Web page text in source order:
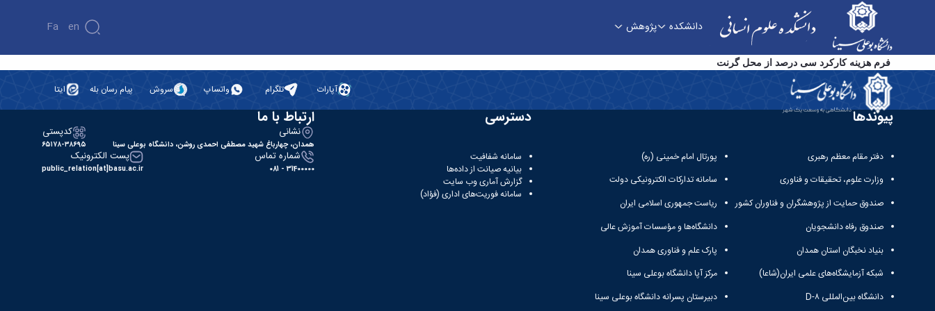
دانشکده پژوهش Fa En
فرم های پژوهشی - دانشکده علوم انسانی
فرم هزینه کارکرد سی درصد از محل گرنت
آپارات تلگرام واتساپ سروش پیام رسان بله ایتا
پیوندها
دفتر مقام معظم رهبری
وزارت علوم، تحقیقات و فناوری
صندوق حمایت از پژوهشگران و فناوران کشور
صندوق رفاه دانشجویان
بنیاد نخبگان استان همدان
شبکه آزمایشگاه‌های علمی ایران(شاعا)
دانشگاه بین‌المللی D-۸
پورتال امام خمینی (ره)
سامانه تدارکات الکترونیکی دولت
ریاست جمهوری اسلامی ایران
دانشگاه‌ها و مؤسسات آموزش عالی
پارک علم و فناوری همدان
مرکز آپا دانشگاه بوعلی سینا
دبیرستان پسرانه دانشگاه بوعلی سینا
دسترسی
سامانه شفافیت
بیانیه صیانت از داده‌ها
گزارش آماری وب‌ سایت
سامانه فوریت‌های اداری (فؤاد)
ارتباط با ما
نشانی
همدان، چهارباغ شهید مصطفی احمدی روشن، دانشگاه بوعلی سینا
کدپستی
۶۵۱۷۸-۳۸۶۹۵
شماره تماس
31400000 - 081
پست الکترونیک
public_relation[at]basu.ac.ir